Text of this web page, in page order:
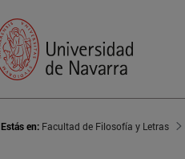
Estás en: Facultad de Filosofía y Letras